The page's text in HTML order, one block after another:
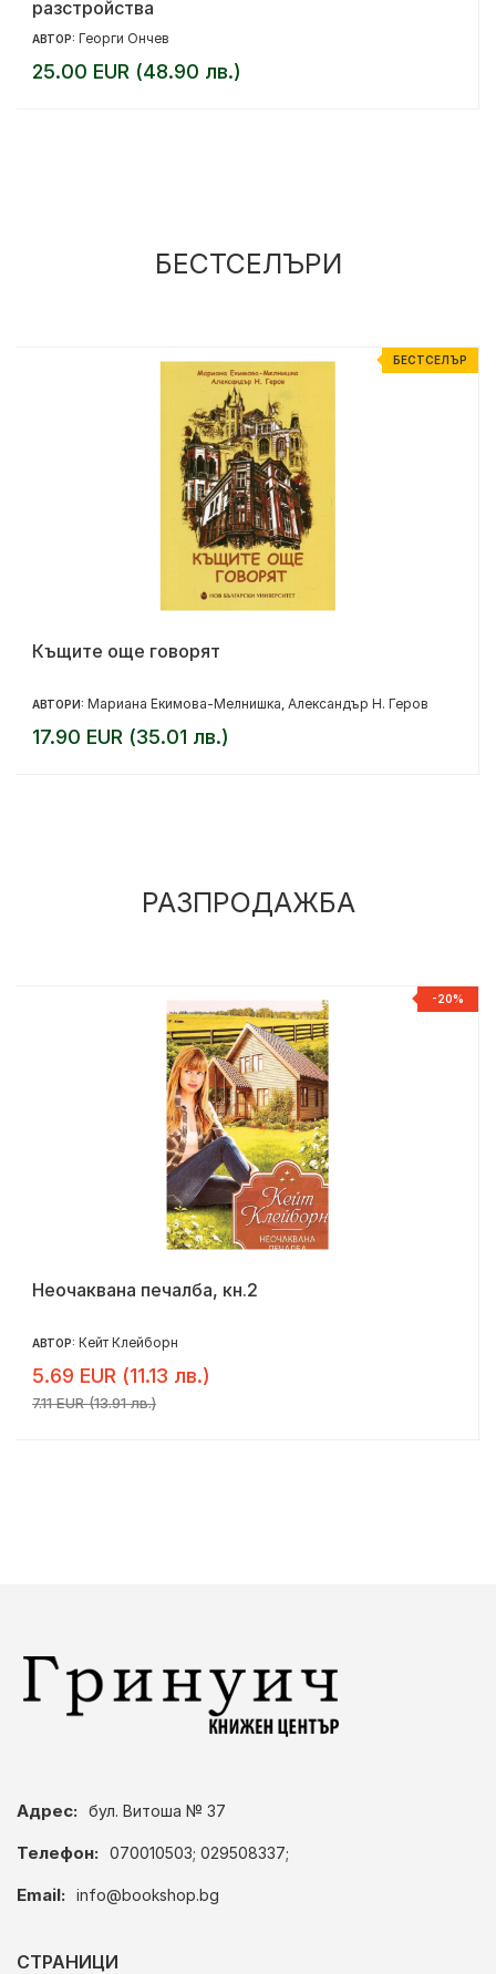
разстройства
АВТОР: Георги Ончев
25.00 EUR (48.90 лв.)
БЕСТСЕЛЪРИ
БЕСТСЕЛЪР
Къщите още говорят
АВТОРИ: Мариана Екимова-Мелнишка Александър Н. Геров
17.90 EUR (35.01 лв.)
РАЗПРОДАЖБА
-20%
Неочаквана печалба, кн.2
АВТОР: Кейт Клейборн
5.69 EUR (11.13 лв.)
7.11 EUR (13.91 лв.)
Адрес: бул. Витоша № 37
Телефон: 070010503; 029508337;
Email: info@bookshop.bg
СТРАНИЦИ